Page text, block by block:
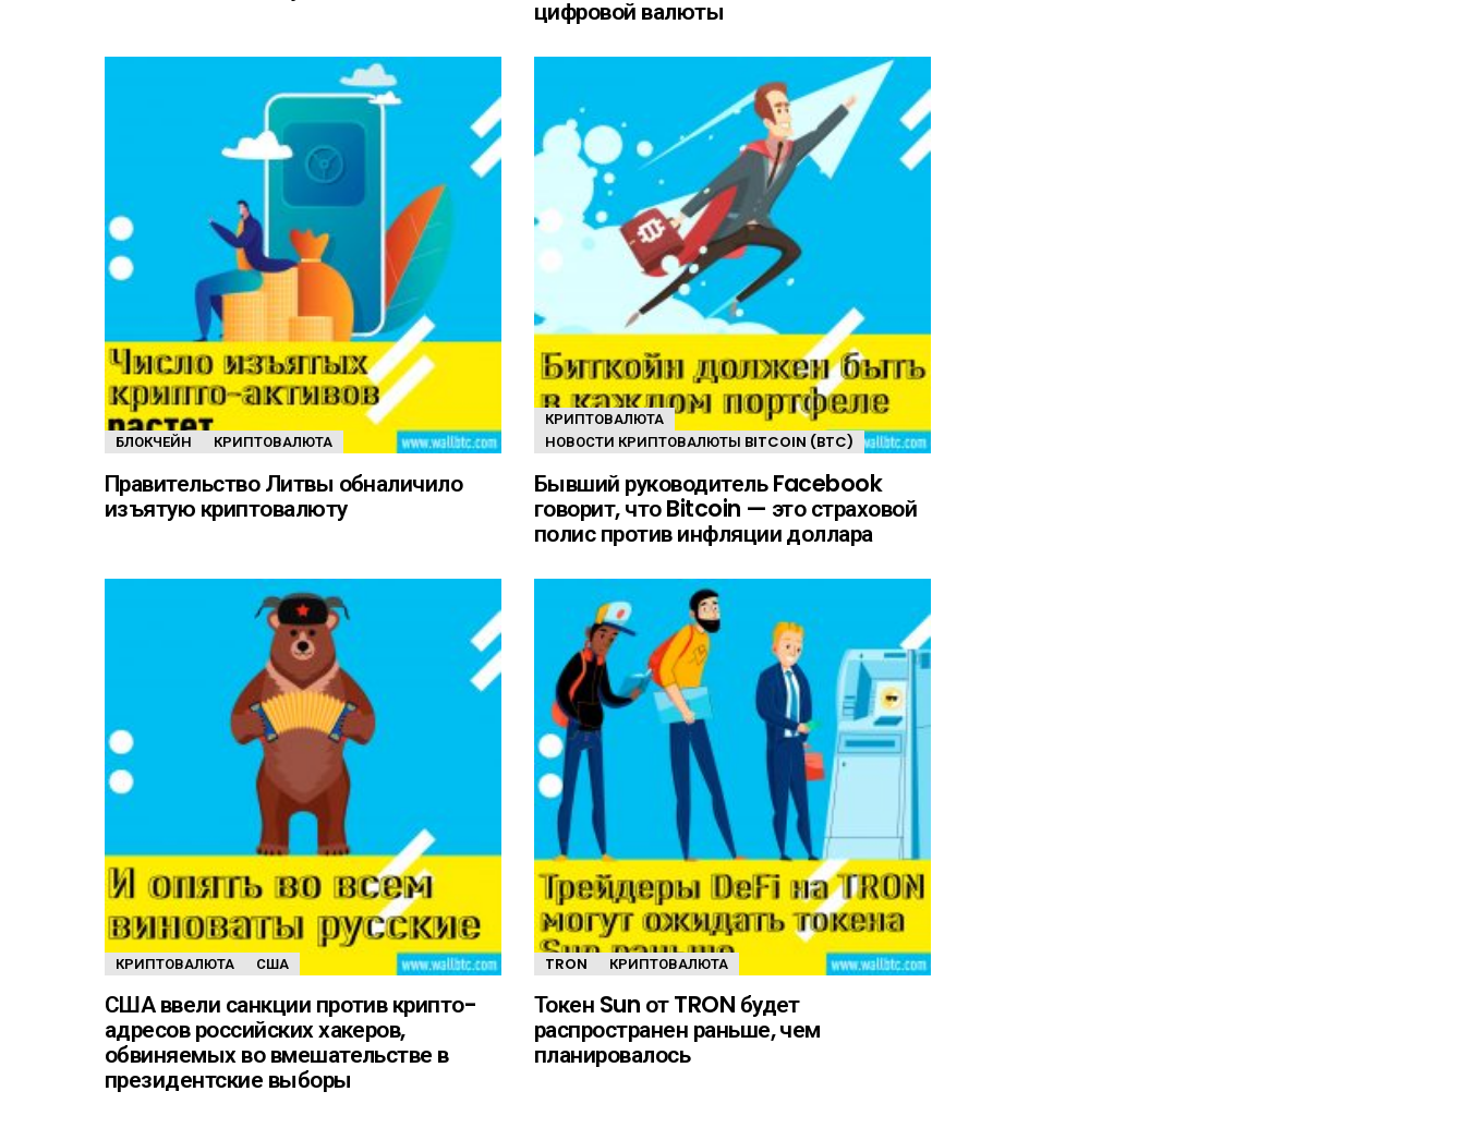
цифровой валюты
БЛОКЧЕЙН КРИПТОВАЛЮТА
Правительство Литвы обналичило
изъятую криптовалюту
КРИПТОВАЛЮТА
НОВОСТИ КРИПТОВАЛЮТЫ BITCOIN (BTC)
Бывший руководитель Facebook
говорит, что Bitcoin — это страховой
полис против инфляции доллара
КРИПТОВАЛЮТА США
США ввели санкции против крипто-
адресов российских хакеров,
обвиняемых во вмешательстве в
президентские выборы
TRON КРИПТОВАЛЮТА
Токен Sun от TRON будет
распространен раньше, чем
планировалось